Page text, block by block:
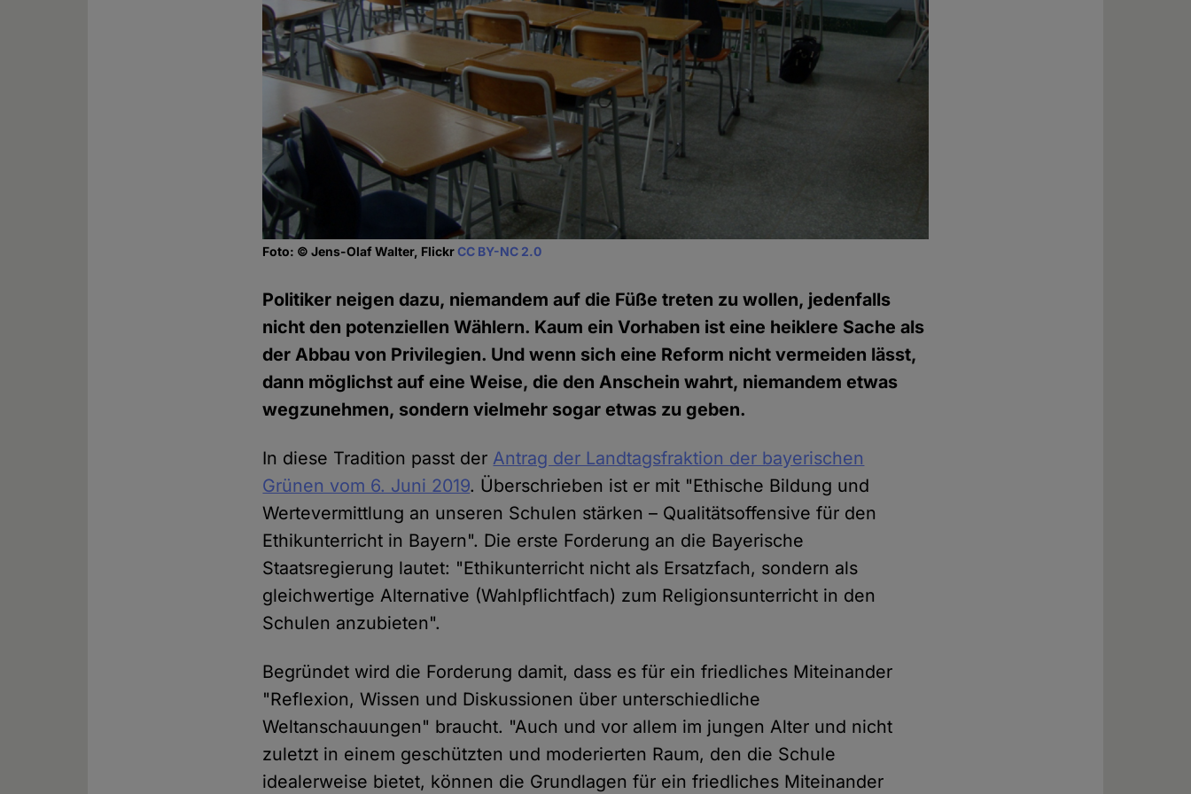
Foto: © Jens-Olaf Walter, FlickrCC BY-NC 2.0
Politiker neigen dazu, niemandem auf die Füße treten zu wollen, jedenfalls
nicht den potenziellen Wählern. Kaum ein Vorhaben ist eine heiklere Sache als
der Abbau von Privilegien. Und wenn sich eine Reform nicht vermeiden lässt,
dann möglichst auf eine Weise, die den Anschein wahrt, niemandem etwas
wegzunehmen, sondern vielmehr sogar etwas zu geben.
In diese Tradition passt derAntrag der Landtagsfraktion der bayerischen
Grünen vom 6. Juni 2019. Überschrieben ist er mit "Ethische Bildung und
Wertevermittlung an unseren Schulen stärken – Qualitätsoffensive für den
Ethikunterricht in Bayern". Die erste Forderung an die Bayerische
Staatsregierung lautet: "Ethikunterricht nicht als Ersatzfach, sondern als
gleichwertige Alternative (Wahlpflichtfach) zum Religionsunterricht in den
Schulen anzubieten".
Begründet wird die Forderung damit, dass es für ein friedliches Miteinander
"Reflexion, Wissen und Diskussionen über unterschiedliche
Weltanschauungen" braucht. "Auch und vor allem im jungen Alter und nicht
zuletzt in einem geschützten und moderierten Raum, den die Schule
idealerweise bietet, können die Grundlagen für ein friedliches Miteinander